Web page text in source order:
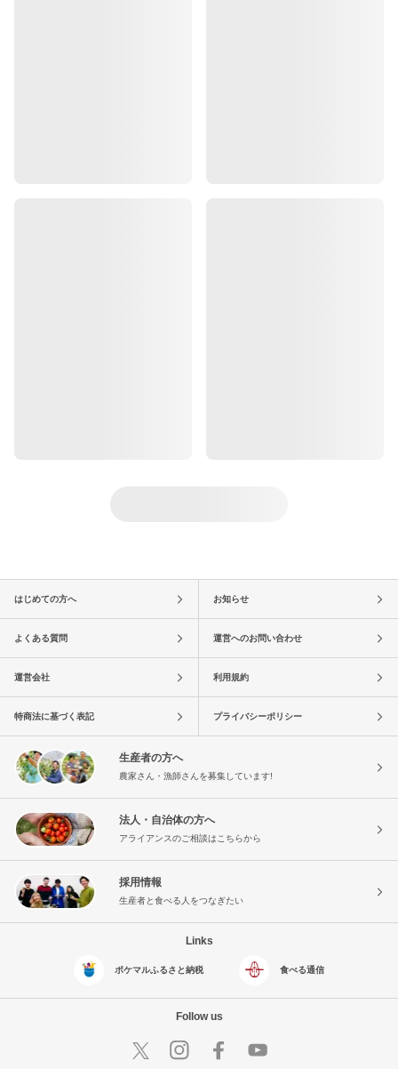
はじめての方へ お知らせ
よくある質問 運営へのお問い合わせ
運営会社 利用規約
特商法に基づく表記 プライバシーポリシー
生産者の方へ
農家さん・漁師さんを募集しています!
法人・自治体の方へ
アライアンスのご相談はこちらから
採用情報
生産者と食べる人をつなぎたい
Links
ポケマルふるさと納税 食べる通信
Follow us